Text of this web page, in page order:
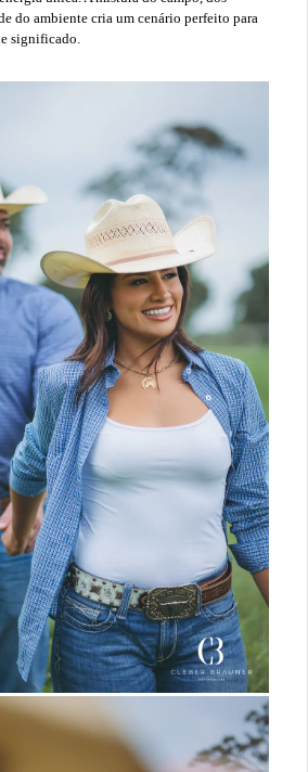
do ambiente cria um cenário perfeito para
significado.